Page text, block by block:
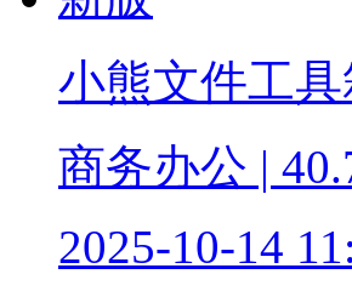
小熊文件工
商务办公 |
2025-10-14